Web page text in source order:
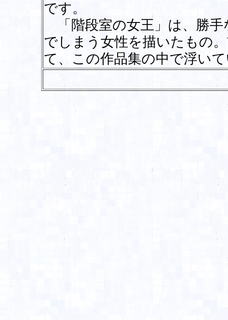
です。
「階段室の女王」は、勝手
でしまう女性を描いたもの
て、この作品集の中で浮い